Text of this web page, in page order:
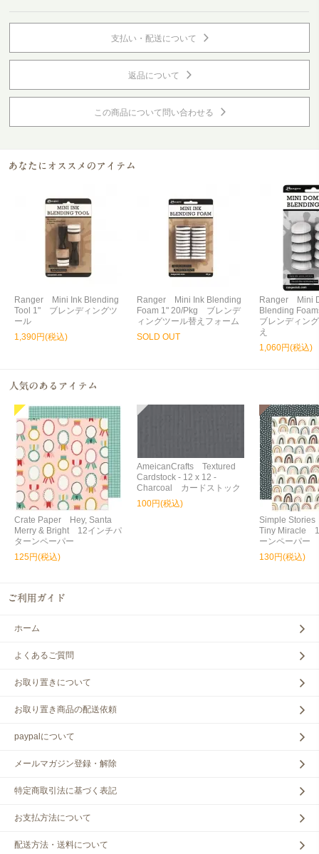
支払い・配送について
返品について
この商品について問い合わせる
Ranger Mini Ink Blending
Tool 1" ブレンディングツ
ール
1,390円(税込)
Ranger Mini Ink Blending
Foam 1" 20/Pkg ブレンデ
ィングツール替えフォーム
SOLD OUT
Ranger Mini
Blending
ブレンディン
え
1,060円(税込)
Crate Paper Hey, Santa
Merry & Bright 12インチパ
ターンペーパー
125円(税込)
AmeicanCrafts Textured
Cardstock - 12 x 12 -
Charcoal カードストック
100円(税込)
Simple
Tiny Miracle
ーンペーパー
130円(税込)
ホーム
よくあるご質問
お取り置きについて
お取り置き商品の配送依頼
paypalについて
メールマガジン登録・解除
特定商取引法に基づく表記
お支払方法について
配送方法・送料について